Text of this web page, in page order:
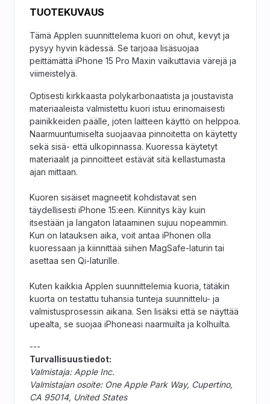
TUOTEKUVAUS
Tämä Applen suunnittelema kuori on ohut, kevyt ja
pysyy hyvin kädessä. Se tarjoaa lisäsuojaa
peittämättä iPhone 15 Pro Maxin vaikuttavia värejä ja
viimeistelyä.
Optisesti kirkkaasta polykarbonaatista ja joustavista
materiaaleista valmistettu kuori istuu erinomaisesti
painikkeiden päälle, joten laitteen käyttö on helppoa.
Naarmuuntumiselta suojaavaa pinnoitetta on käytetty
sekä sisä- että ulkopinnassa. Kuoressa käytetyt
materiaalit ja pinnoitteet estävät sitä kellastumasta
ajan mittaan.
Kuoren sisäiset magneetit kohdistavat sen
täydellisesti iPhone 15:een. Kiinnitys käy kuin
itsestään ja langaton lataaminen sujuu nopeammin.
Kun on latauksen aika, voit antaa iPhonen olla
kuoressaan ja kiinnittää siihen MagSafe-laturin tai
asettaa sen Qi-laturille.
Kuten kaikkia Applen suunnittelemia kuoria, tätäkin
kuorta on testattu tuhansia tunteja suunnittelu- ja
valmistusprosessin aikana. Sen lisäksi että se näyttää
upealta, se suojaa iPhoneasi naarmuilta ja kolhuilta.
---
Turvallisuustiedot:
Valmistaja: Apple Inc.
Valmistajan osoite: One Apple Park Way, Cupertino,
CA 95014, United States